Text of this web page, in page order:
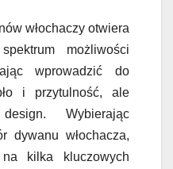
włochaczy otwiera
możliwości
wprowadzić do
i przytulność, ale
Wybierając
dywanu włochacza,
kilka kluczowych